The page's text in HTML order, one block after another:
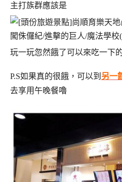
主打族群應該是
玩一玩忽然餓了可以來吃一下
P.S如果真的很餓，可以到 另一
去享用午晚餐嚕